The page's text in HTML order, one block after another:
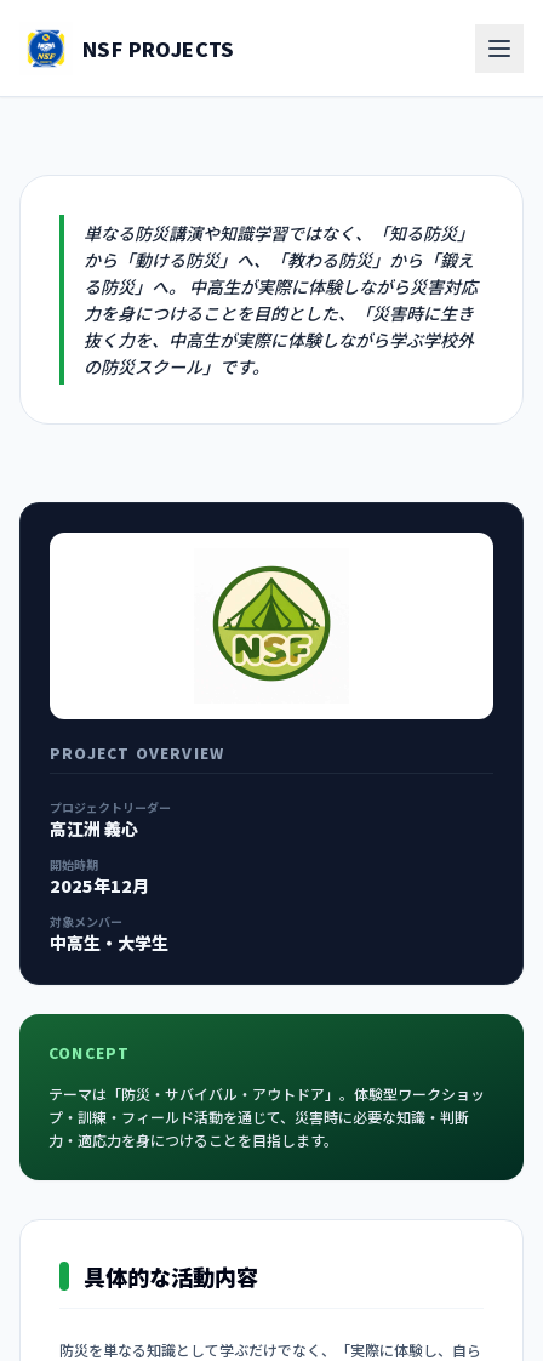
NSF PROJECTS
単なる防災講演や知識学習ではなく、「知る防災」
から「動ける防災」へ、「教わる防災」から「鍛え
る防災」へ。
中高生が実際に体験しながら災害対応
力を身につけることを目的とした、「災害時に生き
抜く力を、中高生が実際に体験しながら学ぶ学校外
の防災スクール」です。
PROJECT OVERVIEW
プロジェクトリーダー
高江洲 義心
開始時期
2025年12月
対象メンバー
中高生・大学生
CONCEPT
テーマは「防災・サバイバル・アウトドア」。体験型ワークショッ
プ・訓練・フィールド活動を通じて、災害時に必要な知識・判断
力・適応力を身につけることを目指します。
具体的な活動内容
防災を単なる知識として学ぶだけでなく、「実際に体験し、自ら